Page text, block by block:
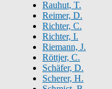
Rauhut, T.
Reimer, D.
Richter, C.
Richter, I.
Riemann, J.
Röttjer, C.
Schäfer, D.
Scherer, H.